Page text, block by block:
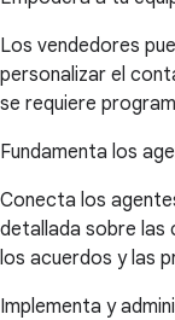
Los vendedores
personalizar el
se requiere
Fundamenta los
Conecta los
detallada sobre las
los acuerdos y las
Implementa y